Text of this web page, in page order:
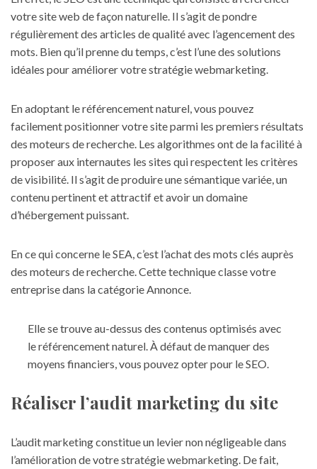
votre site web de façon naturelle. Il s’agit de pondre
régulièrement des articles de qualité avec l’agencement des
mots. Bien qu’il prenne du temps, c’est l’une des solutions
idéales pour améliorer votre stratégie webmarketing.
En adoptant le référencement naturel, vous pouvez
facilement positionner votre site parmi les premiers résultats
des moteurs de recherche. Les algorithmes ont de la facilité à
proposer aux internautes les sites qui respectent les critères
de visibilité. Il s’agit de produire une sémantique variée, un
contenu pertinent et attractif et avoir un domaine
d’hébergement puissant.
En ce qui concerne le SEA, c’est l’achat des mots clés auprès
des moteurs de recherche. Cette technique classe votre
entreprise dans la catégorie Annonce.
Elle se trouve au-dessus des contenus optimisés avec
le référencement naturel. À défaut de manquer des
moyens financiers, vous pouvez opter pour le SEO.
Réaliser l’audit marketing du site
L’audit marketing constitue un levier non négligeable dans
l’amélioration de votrestratégie webmarketing . De fait,